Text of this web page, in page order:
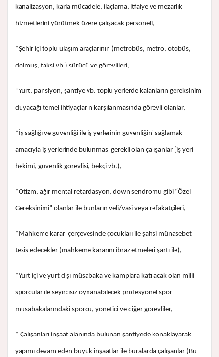
kanalizasyon, karla mücadele, ilaçlama, itfaiye ve mezarlık
hizmetlerini yürütmek üzere çalışacak personeli,
*Şehir içi toplu ulaşım araçlarının (metrobüs, metro, otobüs,
dolmuş, taksi vb.) sürücü ve görevlileri,
*Yurt, pansiyon, şantiye vb. toplu yerlerde kalanların gereksinim
duyacağı temel ihtiyaçların karşılanmasında görevli olanlar,
*İş sağlığı ve güvenliği ile iş yerlerinin güvenliğini sağlamak
amacıyla iş yerlerinde bulunması gerekli olan çalışanlar (iş yeri
hekimi, güvenlik görevlisi, bekçi vb.),
*Otizm, ağır mental retardasyon, down sendromu gibi “Özel
Gereksinimi” olanlar ile bunların veli/vasi veya refakatçileri,
*Mahkeme kararı çerçevesinde çocukları ile şahsi münasebet
tesis edecekler (mahkeme kararını ibraz etmeleri şartı ile),
*Yurt içi ve yurt dışı müsabaka ve kamplara katılacak olan milli
sporcular ile seyircisiz oynanabilecek profesyonel spor
müsabakalarındaki sporcu, yönetici ve diğer görevliler,
* Çalışanları inşaat alanında bulunan şantiyede konaklayarak
yapımı devam eden büyük inşaatlar ile buralarda çalışanlar (Bu